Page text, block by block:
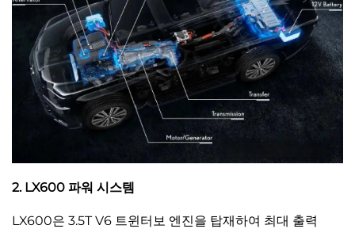
2. LX600 파워 시스템
LX600은 3.5T V6 트윈터보 엔진을 탑재하여 최대 출력